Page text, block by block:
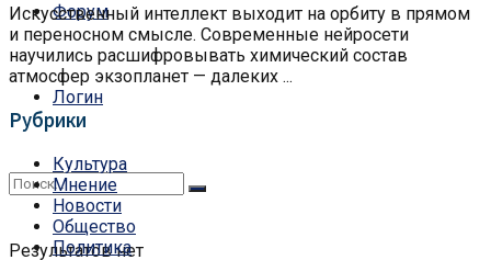
Форум
Логин
Результатов нет
Искусственный интеллект выходит на орбиту в прямом
и переносном смысле. Современные нейросети
научились расшифровывать химический состав
атмосфер экзопланет — далеких ...
Рубрики
Культура
Мнение
Новости
Общество
Политика